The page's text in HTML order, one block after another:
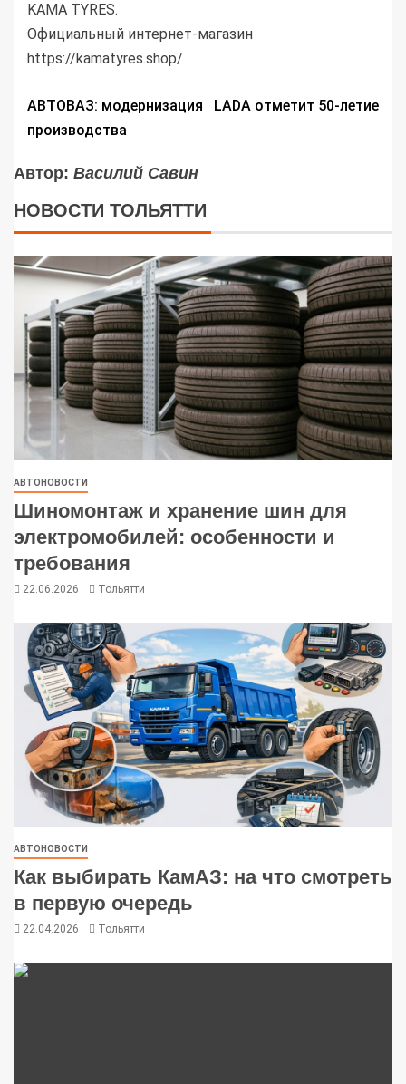
KAMA TYRES.
Официальный интернет-магазин
https://kamatyres.shop/
АВТОВАЗ: модернизация
производства
LADA отметит 50-летие
Автор: Василий Савин
НОВОСТИ ТОЛЬЯТТИ
АВТОНОВОСТИ
Шиномонтаж и хранение шин для
электромобилей: особенности и
требования
22.06.2026 Тольятти
АВТОНОВОСТИ
Как выбирать КамАЗ: на что смотреть
в первую очередь
22.04.2026 Тольятти